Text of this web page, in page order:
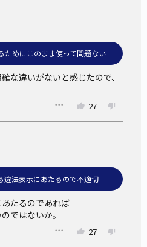
ことは、アレルギーを持つ人の
め、重要とのことだった。
することは適切か？
に表記すればよいと思うかをコ
欄に書いて教えてほしい。
見解」社団法人日本パン技術研
ためにこのまま使って問題ない
な違いがないと感じたので、
27
違法表示にあたるので不適切
たるのであれば
ではないか。
27